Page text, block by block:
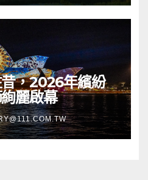
，2026年繽紛
麗啟幕